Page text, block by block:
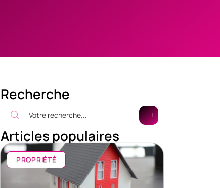
Recherche
Articles populaires
PROPRIÉTÉ